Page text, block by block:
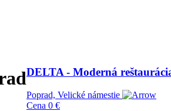
DELTA - Moderná
Poprad, Velické námestie
Cena 0 €